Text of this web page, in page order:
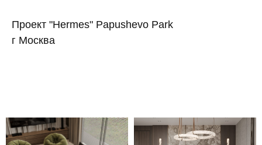
Проект "Hermes" Papushevo Park
г Москва